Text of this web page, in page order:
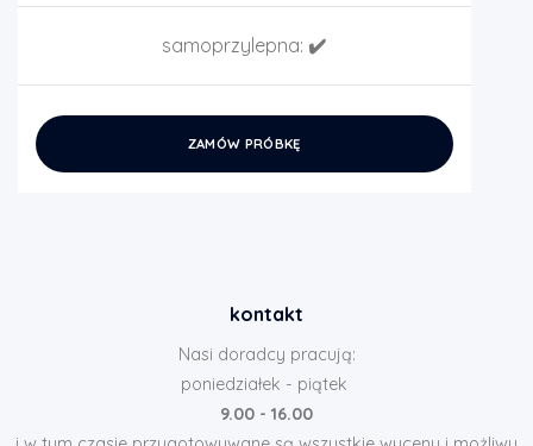
samoprzylepna: ✔️
ZAMÓW PRÓBKĘ
kontakt
Nasi doradcy pracują:
poniedziałek - piątek
9.00 - 16.00